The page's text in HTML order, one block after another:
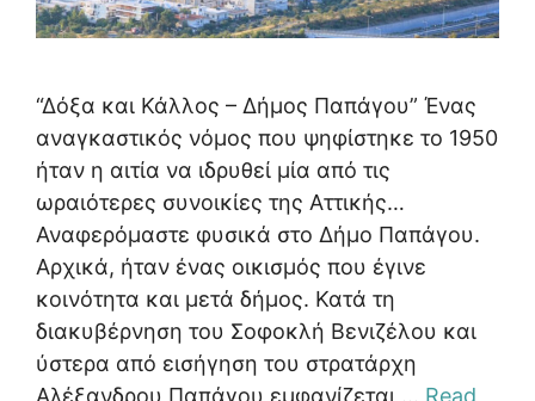
“Δόξα και Κάλλος – Δήμος Παπάγου” Ένας
αναγκαστικός νόμος που ψηφίστηκε το 1950
ήταν η αιτία να ιδρυθεί μία από τις
ωραιότερες συνοικίες της Αττικής…
Αναφερόμαστε φυσικά στο Δήμο Παπάγου.
Αρχικά, ήταν ένας οικισμός που έγινε
κοινότητα και μετά δήμος. Κατά τη
διακυβέρνηση του Σοφοκλή Βενιζέλου και
ύστερα από εισήγηση του στρατάρχη
Αλέξανδρου Παπάγου εμφανίζεται … Read